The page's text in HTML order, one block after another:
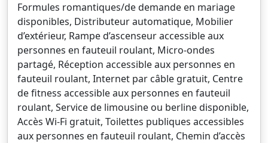
Formules romantiques/de demande en mariage
disponibles, Distributeur automatique, Mobilier
d’extérieur, Rampe d’ascenseur accessible aux
personnes en fauteuil roulant, Micro-ondes
partagé, Réception accessible aux personnes en
fauteuil roulant, Internet par câble gratuit, Centre
de fitness accessible aux personnes en fauteuil
roulant, Service de limousine ou berline disponible,
Accès Wi-Fi gratuit, Toilettes publiques accessibles
aux personnes en fauteuil roulant, Chemin d’accès